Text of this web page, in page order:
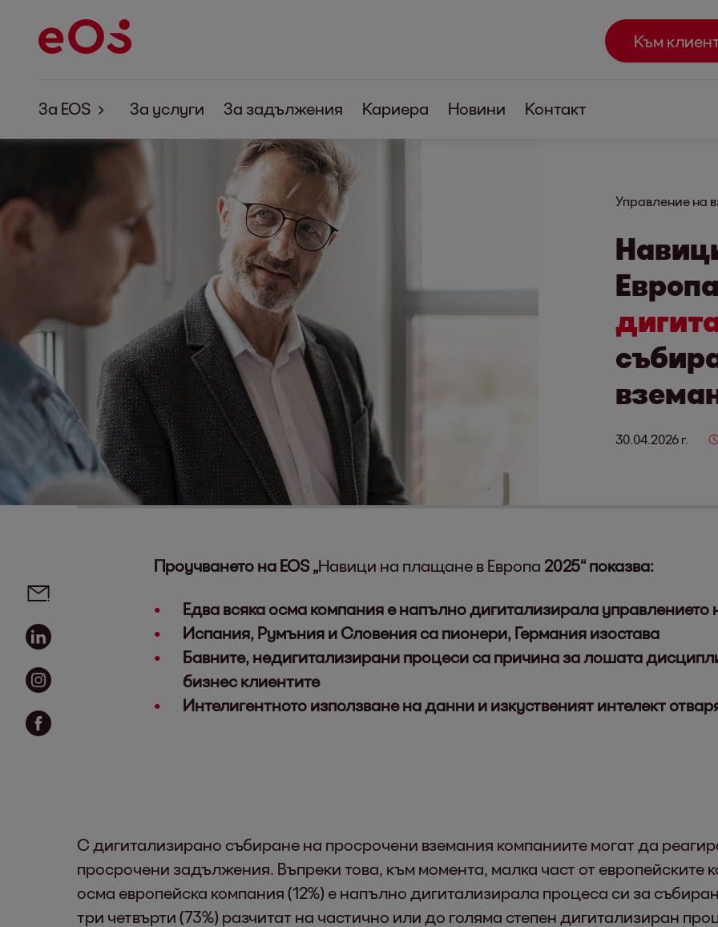
Към
За EOS
Корпоративна отговорност
За услуги За задължения Кариера Новини Контакт
Управление на
30.04.2026 г.
Проучването на EOS „Навици на плащане в Европа 2025“ показва:
Едва всяка осма компания е напълно дигитализирала управлението
Испания, Румъния и Словения са пионери, Германия изостава
Бавните, недигитализирани процеси са причина за лошата
бизнес клиентите
Интелигентното използване на данни и изкуственият интелект
С дигитализирано събиране на просрочени вземания компаниите могат да
просрочени задължения. Въпреки това, към момента, малка част от европейските
осма европейска компания (12%) е напълно дигитализирала процеса си за
три четвърти (73%) разчитат на частично или до голяма степен дигитализиран
Social media links - share article